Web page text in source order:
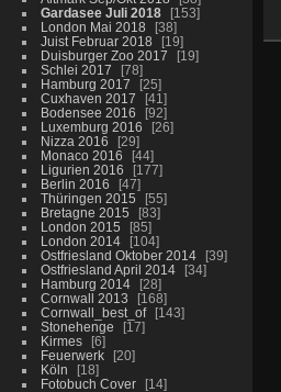
Gardasee Juli 2018
153
London Mai 2018
38
Juist Februar 2018
19
Duisburger Zoo 2017
19
Schlei 2017
78
Hamburg 2017
25
Cuxhaven 2017
41
Bodensee 2016
92
Luxemburg 2016
26
Nizza 2016
29
Monaco 2016
44
Ligurien 2016
177
Berlin 2016
47
Thüringen 2015
55
Bretagne 2015
83
London 2015
85
London 2014
104
Ostfriesland Oktober 2014
39
Ostfriesland April 2014
34
Hamburg 2014
28
Cornwall 2013
168
Cornwall_best_of
143
Stonehenge
17
Kirmes
6
Feuerwerk
20
Köln
18
Fotobuch Cover
14